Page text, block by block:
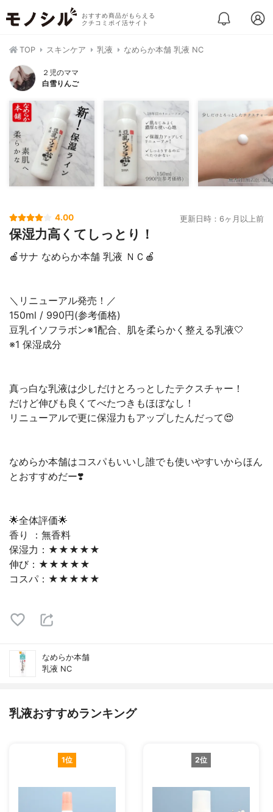
おすすめ商品がもらえる
クチコミポイ活サイト
TOP スキンケア 乳液 なめらか本舗 乳液 NC
２児のママ
白雪りんご
4.00 更新日時：6ヶ月以上前
保湿力高くてしっとり！
🍎サナ なめらか本舗 乳液 ＮＣ🍎
＼リニューアル発売！／
150ml / 990円(参考価格)
豆乳イソフラボン※1配合、肌を柔らかく整える乳液🤍
※1 保湿成分
真っ白な乳液は少しだけとろっとしたテクスチャー！
だけど伸びも良くてべたつきもほぼなし！
リニューアルで更に保湿力もアップしたんだって😍
なめらか本舗はコスパもいいし誰でも使いやすいからほん
とおすすめだー❣️
🌟全体評価🌟
香り ：無香料
保湿力：★★★★★
伸び：★★★★★
コスパ：★★★★★
なめらか本舗
乳液 NC
乳液おすすめランキング
1位 2位